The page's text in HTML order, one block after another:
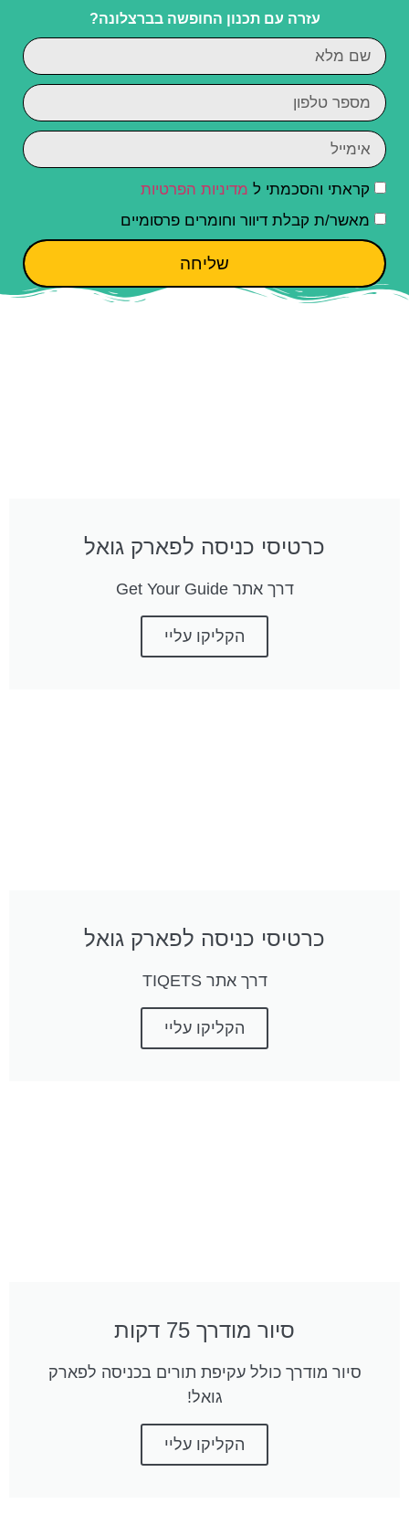
עזרה עם תכנון החופשה בברצלונה?
קראתי והסכמתי ל מדיניות הפרטיות
מאשר/ת קבלת דיוור וחומרים פרסומיים
שליחה
כרטיסי כניסה לפארק גואל
דרך אתר Get Your Guide
הקליקו עליי
כרטיסי כניסה לפארק גואל
דרך אתר TIQETS
הקליקו עליי
סיור מודרך 75 דקות
סיור מודרך כולל עקיפת תורים בכניסה לפארק
גואל!
הקליקו עליי